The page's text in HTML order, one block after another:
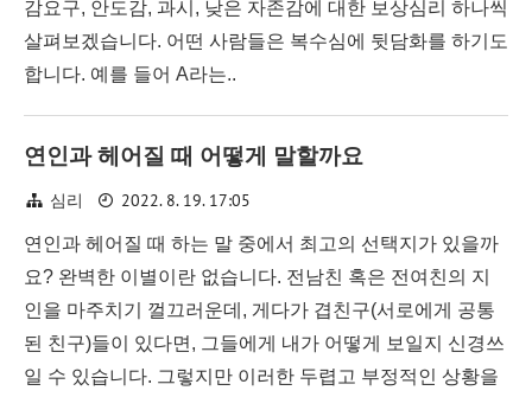
감요구, 안도감, 과시, 낮은 자존감에 대한 보상심리 하나씩
살펴보겠습니다. 어떤 사람들은 복수심에 뒷담화를 하기도
합니다. 예를 들어 A라는..
연인과 헤어질 때 어떻게 말할까요
심리 2022. 8. 19. 17:05
연인과 헤어질 때 하는 말 중에서 최고의 선택지가 있을까
요? 완벽한 이별이란 없습니다. 전남친 혹은 전여친의 지
인을 마주치기 껄끄러운데, 게다가 겹친구(서로에게 공통
된 친구)들이 있다면, 그들에게 내가 어떻게 보일지 신경쓰
일 수 있습니다. 그렇지만 이러한 두렵고 부정적인 상황을